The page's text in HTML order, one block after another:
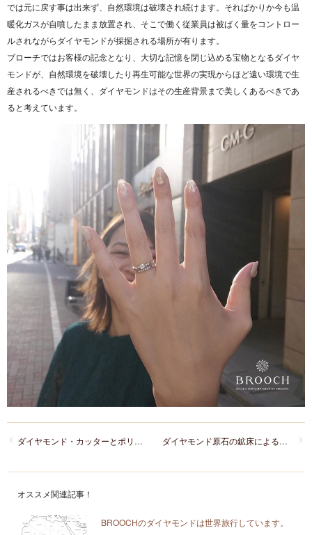
では元に戻す事は出来ず、自然環境は破壊され続けます。そればかりか今も温
暖化ガスが自噴したまま放置され、そこで働く従業員は被ばく量をコントロー
ルされながらダイヤモンドが採掘される場所が有ります。
ブローチではお客様の記念となり、大切な記憶を閉じ込める宝物となるダイヤ
モンドが、自然環境を破壊したり再生可能な世界の実現からほど遠い環境で生
産されるべきでは無く、ダイヤモンドはその生産背景まで美しくあるべきであ
ると考えています。
ダイヤモンド原石の鉱床による違い
ダイヤモンド・カッターとポリシャー
オススメ関連記事！
BROOCHのダイヤモンドは世界旅行しています。